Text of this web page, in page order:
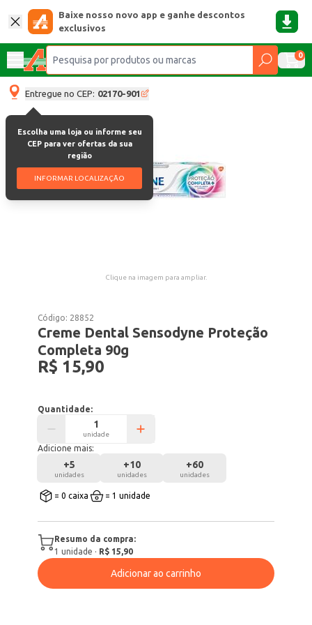
Baixe nosso novo app e ganhe descontos
exclusivos
0
Entregue no CEP: 02170-901
Escolha uma loja ou informe seu
CEP para ver ofertas da sua
região
INFORMAR LOCALIZAÇÃO
Clique na imagem para ampliar.
Código: 28852
Creme Dental Sensodyne Proteção
Completa 90g
R$ 15,90
Quantidade:
unidade
Adicione mais:
+5
unidades
+10
unidades
+60
unidades
= 0 caixa = 1 unidade
Resumo da compra:
1 unidade · R$ 15,90
Adicionar ao carrinho